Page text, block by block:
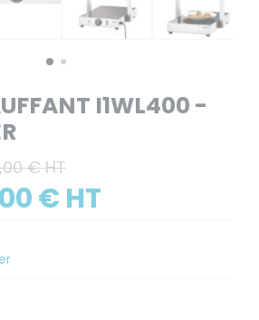
I1WL400 -
€ HT
€ HT